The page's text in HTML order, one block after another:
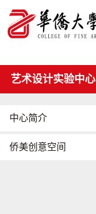
艺术设计实验中心
中心简介
侨美创意空间